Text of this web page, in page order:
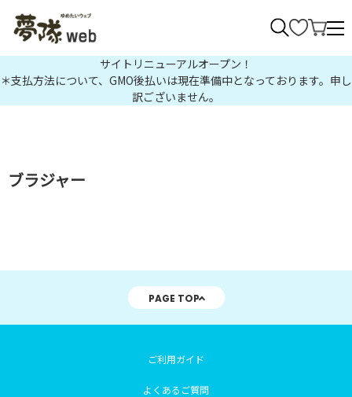
サイトリニューアルオープン！
＊支払方法について、GMO後払いは現在準備中となっております。申し
訳ございません。
ブラジャー
PAGE TOP
ご利用ガイド
よくあるご質問